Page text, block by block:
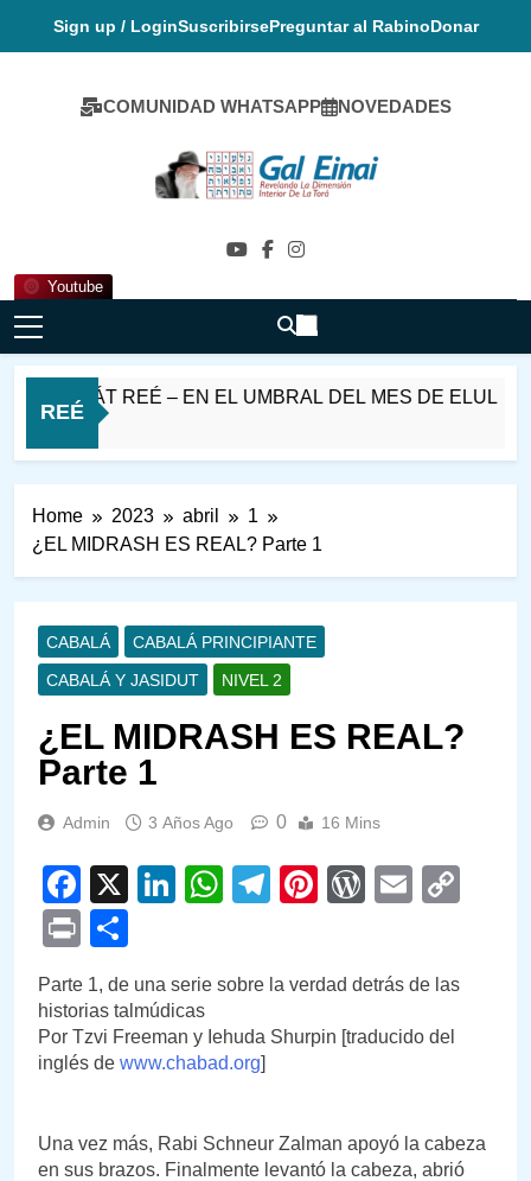
Sign up / LoginSuscribirsePreguntar al RabinoDonar
COMUNIDAD WHATSAPP NOVEDADES
Youtube
Gal Einai En
REÉ
REÉ – EN EL UMBRAL DEL MES DE ELUL
Home 2023 abril
1
¿EL MIDRASH ES REAL? Parte 1
CABALÁ
CABALÁ PRINCIPIANTE
CABALÁ Y JASIDUT
NIVEL 2
¿EL MIDRASH ES REAL?
Parte 1
Admin 3 Años Ago 0 16 Mins
Facebook
X LinkedIn
WhatsApp
Telegram
PinterestEmail
Print
Parte 1, de una serie sobre la verdad detrás de las
historias talmúdicas
Por Tzvi Freeman y Iehuda Shurpin [traducido del
inglés de www.chabad.org]
Una vez más, Rabi Schneur Zalman apoyó la cabeza
en sus brazos. Finalmente levantó la cabeza, abrió